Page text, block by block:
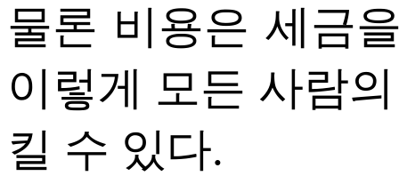
물론 비용은 세금
이렇게 모든 사람
킬 수 있다.